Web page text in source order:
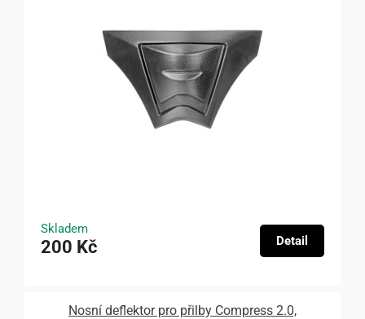
Skladem
200 Kč Detail
Nosní deflektor pro přilby Compress 2.0,